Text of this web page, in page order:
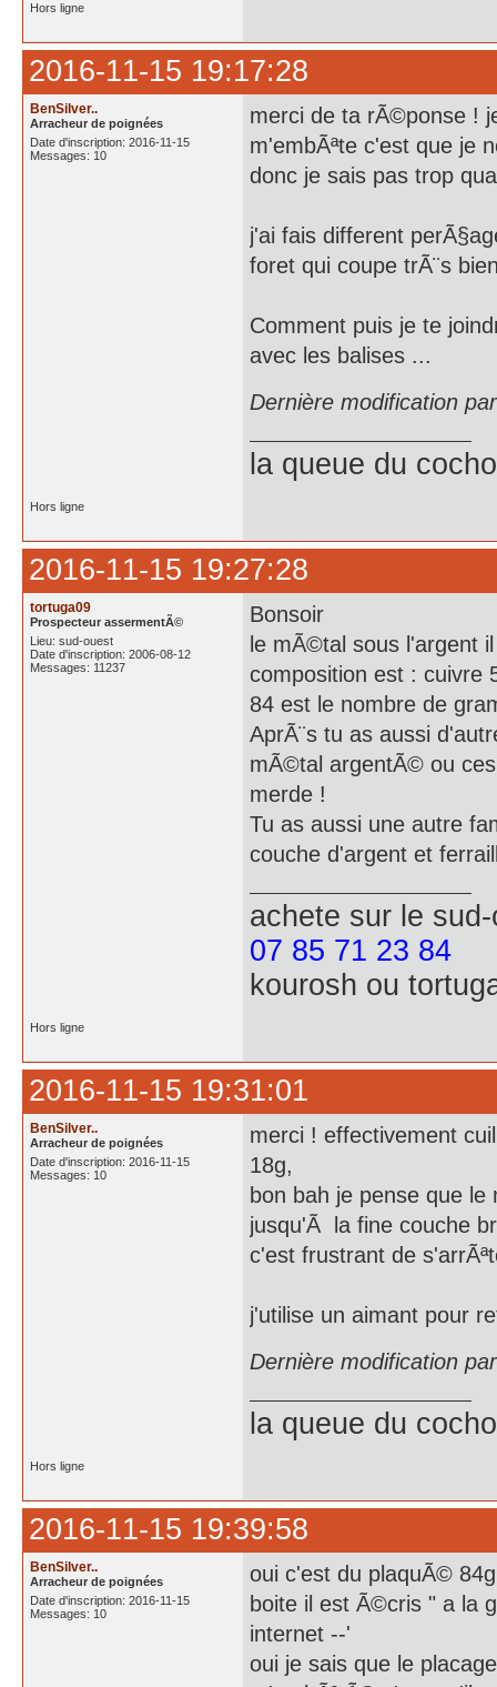
Hors ligne
2016-11-15 19:17:28
BenSilver..
Arracheur de poignées
Date d'inscription: 2016-11-15
Messages: 10
merci de ta rÃ©ponse !
m'embÃªte c'est que je
donc je sais pas trop
j'ai fais different
foret qui coupe trÃ¨s
Comment puis je te
avec les balises ...
Dernière modification
la queue du
Hors ligne
2016-11-15 19:27:28
tortuga09
Prospecteur assermentÃ©
Lieu: sud-ouest
Date d'inscription: 2006-08-12
Messages: 11237
Bonsoir
le mÃ©tal sous l'argent
composition est : cuivre
84 est le nombre de
AprÃ¨s tu as aussi
mÃ©tal argentÃ© ou
merde !
Tu as aussi une autre
couche d'argent et
achete sur le
07 85 71 23 84
kourosh ou
Hors ligne
2016-11-15 19:31:01
BenSilver..
Arracheur de poignées
Date d'inscription: 2016-11-15
Messages: 10
merci ! effectivement
18g,
bon bah je pense que
jusqu'Ã la fine couche
c'est frustrant de
j'utilise un aimant pour
Dernière modification
la queue du
Hors ligne
2016-11-15 19:39:58
BenSilver..
Arracheur de poignées
Date d'inscription: 2016-11-15
Messages: 10
oui c'est du plaquÃ©
boite il est Ã©cris " a la
internet --'
oui je sais que le